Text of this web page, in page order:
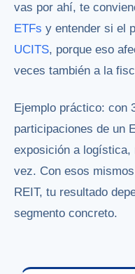
vas por ahí, te
ETFs y entender si el
UCITS, porque eso
veces también a la
Ejemplo práctico: con
participaciones de un
exposición a
vez. Con esos
REIT, tu resultado
segmento concreto.